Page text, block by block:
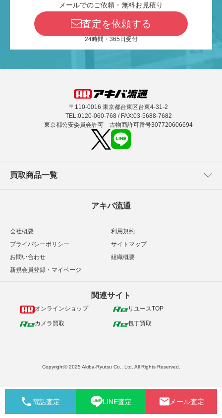
メールでのご依頼・無料お見積り
査定を依頼する
24時間・365日受付
〒110-0016 東京都台東区台東4-31-2
TEL:0120-060-768 / FAX:03-5688-7682
東京都公安委員会許可 古物商許可番号307720606694
買取商品一覧
アキバ流通
会社概要
利用規約
プライバシーポリシー
サイトマップ
お問い合わせ
組織概要
新規会員登録・マイページ
関連サイト
オンラインショップ リユースTOP
カメラ買取 包丁買取
Copyright© 2025 Akiba-Ryutsu Co., Ltd. All Rights Reserved.
電話査定 LINE査定 メール査定